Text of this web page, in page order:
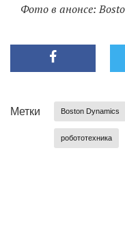
Фото в анонсе:
Метки Boston Dynamics
робототехника